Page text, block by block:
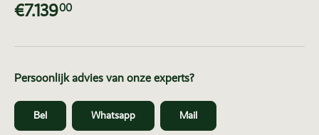
€7.13900
Persoonlijk advies van onze experts?
Bel Whatsapp Mail